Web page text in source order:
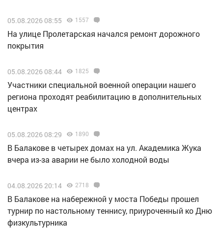
05.08.2026 08:55 1557
На улице Пролетарская начался ремонт дорожного
покрытия
05.08.2026 08:44 1825
Участники специальной военной операции нашего
региона проходят реабилитацию в дополнительных
центрах
05.08.2026 08:29 1890
В Балакове в четырех домах на ул. Академика Жука
вчера из-за аварии не было холодной воды
04.08.2026 20:14 2718
В Балакове на набережной у моста Победы прошел
турнир по настольному теннису, приуроченный ко Дню
физкультурника